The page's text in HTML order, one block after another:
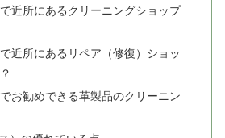
近所にあるクリーニングショップ
近所にあるリペア（修復）ショッ
お勧めできる革製品のクリーニン